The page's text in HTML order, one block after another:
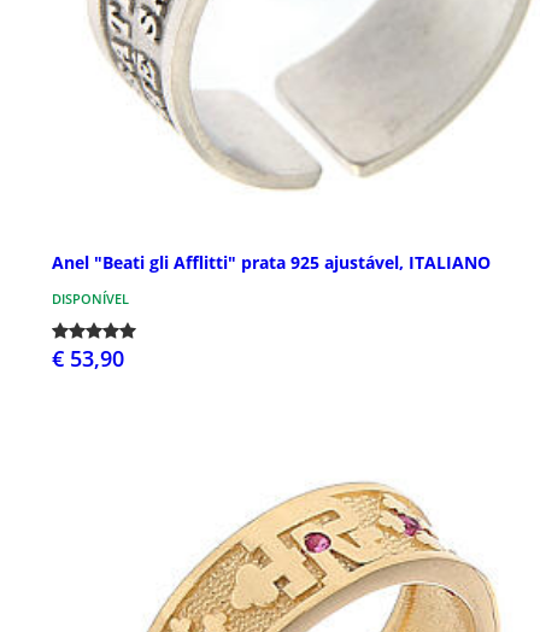
Anel "Beati gli Afflitti" prata 925 ajustável, ITALIANO
DISPONÍVEL
€ 53,90